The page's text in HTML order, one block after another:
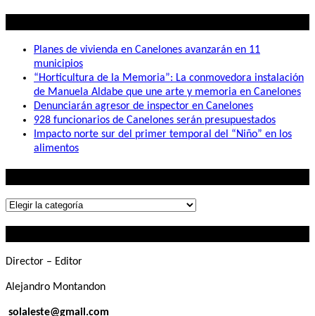
Planes de vivienda en Canelones avanzarán en 11
municipios
“Horticultura de la Memoria”: La conmovedora instalación
de Manuela Aldabe que une arte y memoria en Canelones
Denunciarán agresor de inspector en Canelones
928 funcionarios de Canelones serán presupuestados
Impacto norte sur del primer temporal del “Niño” en los
alimentos
Lo
Director – Editor
Alejandro Montandon
solaleste@gmail.com